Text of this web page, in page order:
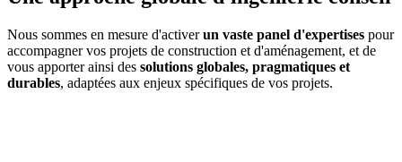
Nous sommes en mesure d'activerun vaste panel d'expertises pour
accompagner vos projets de construction et d'aménagement, et de
vous apporter ainsi des solutions globales, pragmatiques et
durables, adaptées aux enjeux spécifiques de vos projets.